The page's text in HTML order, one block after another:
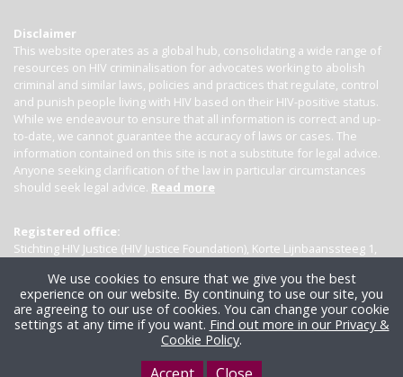
Disclaimer
This website operates as a global hub, consolidating a wide range of
resources on HIV criminalisation for advocates working to abolish
criminal and similar laws, policies and practices that regulate, control
and punish people living with HIV based on their HIV-positive status.
While we endeavour to ensure that all information is correct and up-
to-date, we cannot guarantee the accuracy of laws or cases. The
information contained on this site is not a substitute for legal advice.
Anyone seeking clarification of the law in particular circumstances
should seek legal advice. Read more
Registered office:
Stichting HIV Justice (HIV Justice Foundation), Korte Lijnbaanssteeg 1,
We use cookies to ensure that we give you the best
experience on our website. By continuing to use our site, you
are agreeing to our use of cookies. You can change your cookie
settings at any time if you want. Find out more in our Privacy &
Cookie Policy.